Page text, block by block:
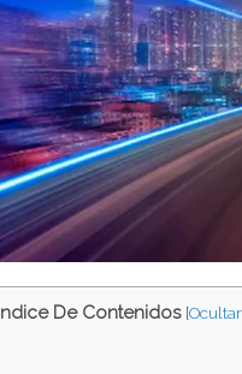
Indice De Contenidos [Ocultar